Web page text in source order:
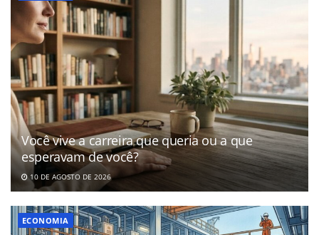
Você vive a carreira que queria ou a que
esperavam de você?
10 DE AGOSTO DE 2026
ECONOMIA